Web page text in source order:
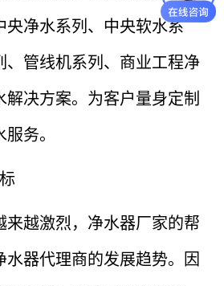
央净水系列、中央软水系
、管线机系列、商业工程净
解决方案。为客户量身定制
务。
来越激烈，净水器厂家的帮
水器代理商的发展趋势。因